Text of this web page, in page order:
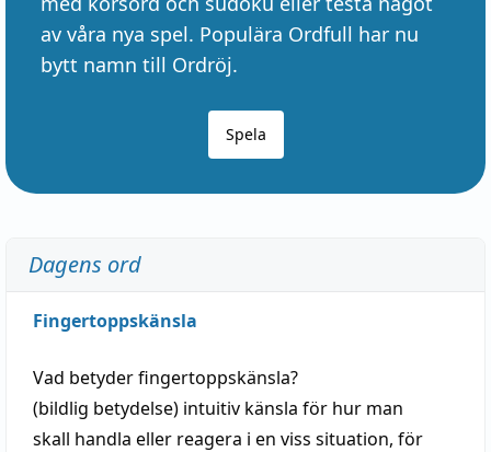
av våra nya spel. Populära Ordfull har nu
bytt namn till Ordröj.
Spela
Dagens ord
Fingertoppskänsla
Vad betyderfingertoppskänsla?
(bildlig betydelse) intuitiv känsla för hur man
skall handla eller reagera i en viss situation, för